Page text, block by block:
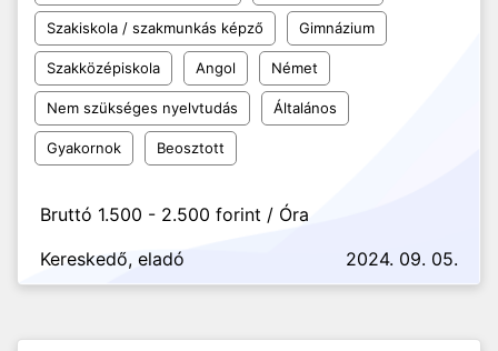
Szakiskola / szakmunkás képző Gimnázium
Szakközépiskola Angol Német
Nem szükséges nyelvtudás Általános
Gyakornok Beosztott
Bruttó 1.500 - 2.500 forint / Óra
Kereskedő, eladó
2024. 09. 05.